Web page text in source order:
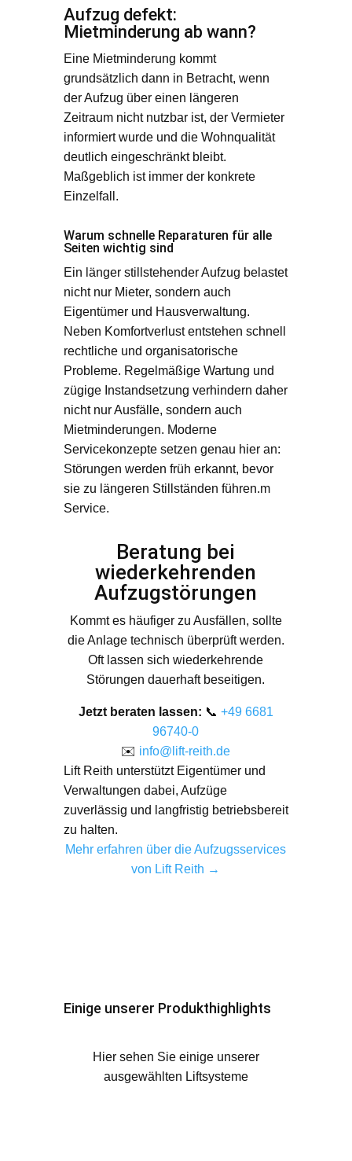
Aufzug defekt:
Mietminderung ab wann?
Eine Mietminderung kommt
grundsätzlich dann in Betracht, wenn
der Aufzug über einen längeren
Zeitraum nicht nutzbar ist, der Vermieter
informiert wurde und die Wohnqualität
deutlich eingeschränkt bleibt.
Maßgeblich ist immer der konkrete
Einzelfall.
Warum schnelle Reparaturen für alle
Seiten wichtig sind
Ein länger stillstehender Aufzug belastet
nicht nur Mieter, sondern auch
Eigentümer und Hausverwaltung.
Neben Komfortverlust entstehen schnell
rechtliche und organisatorische
Probleme. Regelmäßige Wartung und
zügige Instandsetzung verhindern daher
nicht nur Ausfälle, sondern auch
Mietminderungen. Moderne
Servicekonzepte setzen genau hier an:
Störungen werden früh erkannt, bevor
sie zu längeren Stillständen führen.m
Service.
Beratung bei
wiederkehrenden
Aufzugstörungen
Kommt es häufiger zu Ausfällen, sollte
die Anlage technisch überprüft werden.
Oft lassen sich wiederkehrende
Störungen dauerhaft beseitigen.
Jetzt beraten lassen: 📞 +49 6681
96740-0
✉️ info@lift-reith.de
Lift Reith unterstützt Eigentümer und
Verwaltungen dabei, Aufzüge
zuverlässig und langfristig betriebsbereit
zu halten.
Mehr erfahren über die Aufzugsservices
von Lift Reith →
Einige unserer Produkthighlights
Hier sehen Sie einige unserer
ausgewählten Liftsysteme